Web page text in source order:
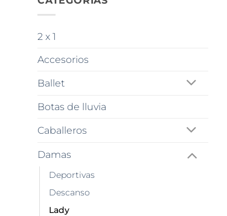
2 x 1
Accesorios
Ballet
Botas de lluvia
Caballeros
Damas
Deportivas
Descanso
Lady